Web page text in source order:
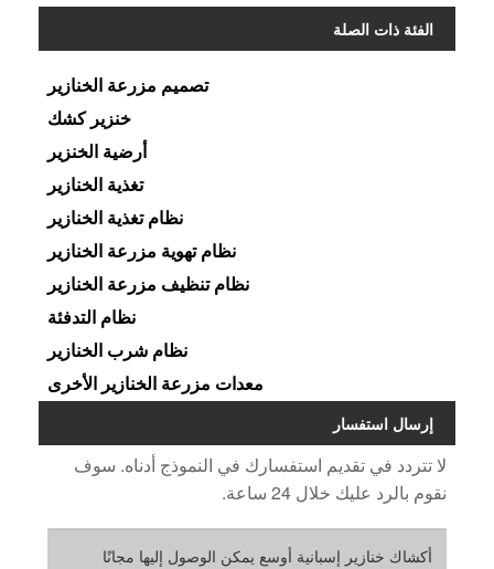
الفئة ذات الصلة
تصميم مزرعة الخنازير
خنزير كشك
أرضية الخنزير
تغذية الخنازير
نظام تغذية الخنازير
نظام تهوية مزرعة الخنازير
نظام تنظيف مزرعة الخنازير
نظام التدفئة
نظام شرب الخنازير
معدات مزرعة الخنازير الأخرى
إرسال استفسار
لا تتردد في تقديم استفسارك في النموذج أدناه. سوف
نقوم بالرد عليك خلال 24 ساعة.